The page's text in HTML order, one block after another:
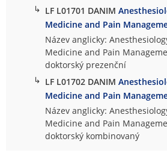
↳ LF L01701 DANIM
Medicine and Pain
Název anglicky:
Medicine and Pain
doktorský prezenční
↳ LF L01702 DANIM
Medicine and Pain
Název anglicky:
Medicine and Pain
doktorský kombinovaný